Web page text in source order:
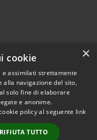
© 2026 • Comune di
Martinengo • Powered by
Municipium•
Accesso
×
cookie
e assimilati strettamente
alla navigazione del sito,
solo fine di elaborare
e anonime.
policy al seguente link
RIFIUTA TUTTO